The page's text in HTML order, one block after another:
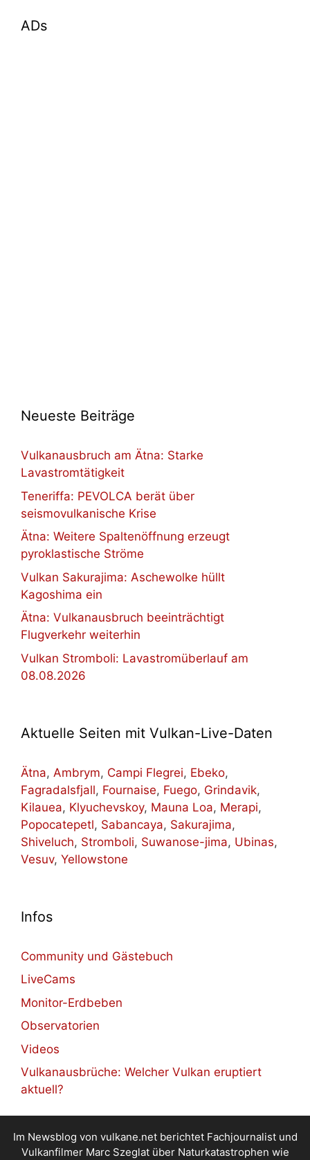
ADs
Neueste Beiträge
Vulkanausbruch am Ätna: Starke
Lavastromtätigkeit
Teneriffa: PEVOLCA berät über
seismovulkanische Krise
Ätna: Weitere Spaltenöffnung erzeugt
pyroklastische Ströme
Vulkan Sakurajima: Aschewolke hüllt
Kagoshima ein
Ätna: Vulkanausbruch beeinträchtigt
Flugverkehr weiterhin
Vulkan Stromboli: Lavastromüberlauf am
08.08.2026
Aktuelle Seiten mit Vulkan-Live-Daten
Ätna, Ambrym, Campi Flegrei, Ebeko,
Fagradalsfjall, Fournaise, Fuego, Grindavik,
Kilauea, Klyuchevskoy, Mauna Loa, Merapi,
Popocatepetl, Sabancaya, Sakurajima,
Shiveluch, Stromboli, Suwanose-jima, Ubinas,
Vesuv, Yellowstone
Infos
Community und Gästebuch
LiveCams
Monitor-Erdbeben
Observatorien
Videos
Vulkanausbrüche: Welcher Vulkan eruptiert
aktuell?
Im Newsblog von vulkane.net berichtet Fachjournalist und
Vulkanfilmer Marc Szeglat über Naturkatastrophen wie